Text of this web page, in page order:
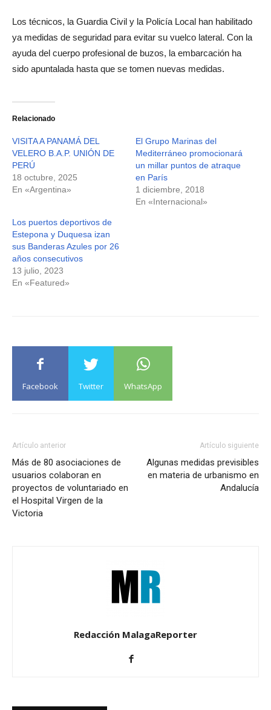
Los técnicos, la Guardia Civil y la Policía Local han habilitado
ya medidas de seguridad para evitar su vuelco lateral. Con la
ayuda del cuerpo profesional de buzos, la embarcación ha
sido apuntalada hasta que se tomen nuevas medidas.
Relacionado
VISITA A PANAMÁ DEL
VELERO B.A.P. UNIÓN DE
PERÚ
18 octubre, 2025
En «Argentina»
El Grupo Marinas del
Mediterráneo promocionará
un millar puntos de atraque
en París
1 diciembre, 2018
En «Internacional»
Los puertos deportivos de
Estepona y Duquesa izan
sus Banderas Azules por 26
años consecutivos
13 julio, 2023
En «Featured»
Facebook Twitter WhatsApp
Artículo anterior
Más de 80 asociaciones de
usuarios colaboran en
proyectos de voluntariado en
el Hospital Virgen de la
Victoria
Artículo siguiente
Algunas medidas previsibles
en materia de urbanismo en
Andalucía
Redacción MalagaReporter